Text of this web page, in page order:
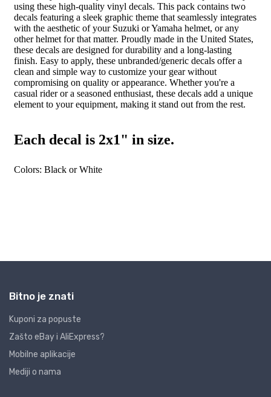
Bitno je znati
Kuponi za popuste
Zašto eBay i AliExpress?
Mobilne aplikacije
Mediji o nama